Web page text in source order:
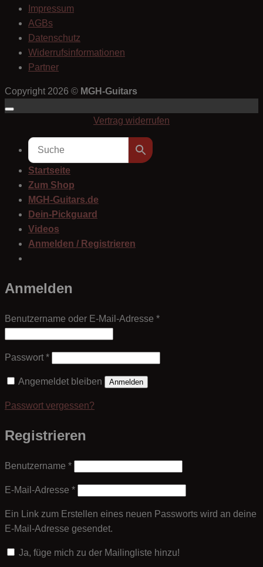
Impressum
AGBs
Datenschutz
Widerrufsinformationen
Partner
Copyright 2026 © MGH-Guitars
Vertrag widerrufen
Startseite
Zum Shop
MGH-Guitars.de
Dein-Pickguard
Videos
Anmelden / Registrieren
Anmelden
Benutzername oder E-Mail-Adresse *Erforderlich
Passwort *Erforderlich
Angemeldet bleiben Anmelden
Passwort vergessen?
Registrieren
Benutzername *Erforderlich
E-Mail-Adresse *Erforderlich
Ein Link zum Erstellen eines neuen Passworts wird an deine
E-Mail-Adresse gesendet.
Ja, füge mich zu der Mailingliste hinzu!